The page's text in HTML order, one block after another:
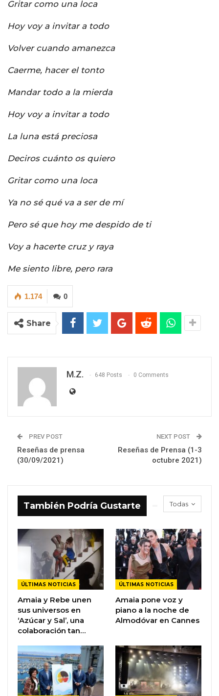
Gritar como una loca
Hoy voy a invitar a todo
Volver cuando amanezca
Caerme, hacer el tonto
Mandar todo a la mierda
Hoy voy a invitar a todo
La luna está preciosa
Deciros cuánto os quiero
Gritar como una loca
Ya no sé qué va a ser de mí
Pero sé que hoy me despido de ti
Voy a hacerte cruz y raya
Me siento libre, pero rara
0
1.174
Share
M.Z. 648 Posts 0 Comments
PREV POST
Reseñas de prensa
(30/09/2021)
NEXT POST
Reseñas de Prensa (1-3
octubre 2021)
Todas
También Podría Gustarte
ÚLTIMAS NOTICIAS
Amaia y Rebe unen
sus universos en
‘Azúcar y Sal’, una
colaboración tan…
ÚLTIMAS NOTICIAS
Amaia pone voz y
piano a la noche de
Almodóvar en Cannes